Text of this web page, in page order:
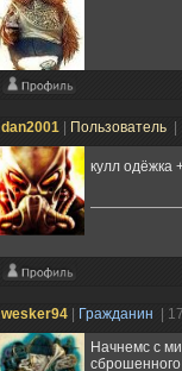
dan2001 Пользователь
кулл одёжка
wesker94 Гражданин
|
Начнемс с